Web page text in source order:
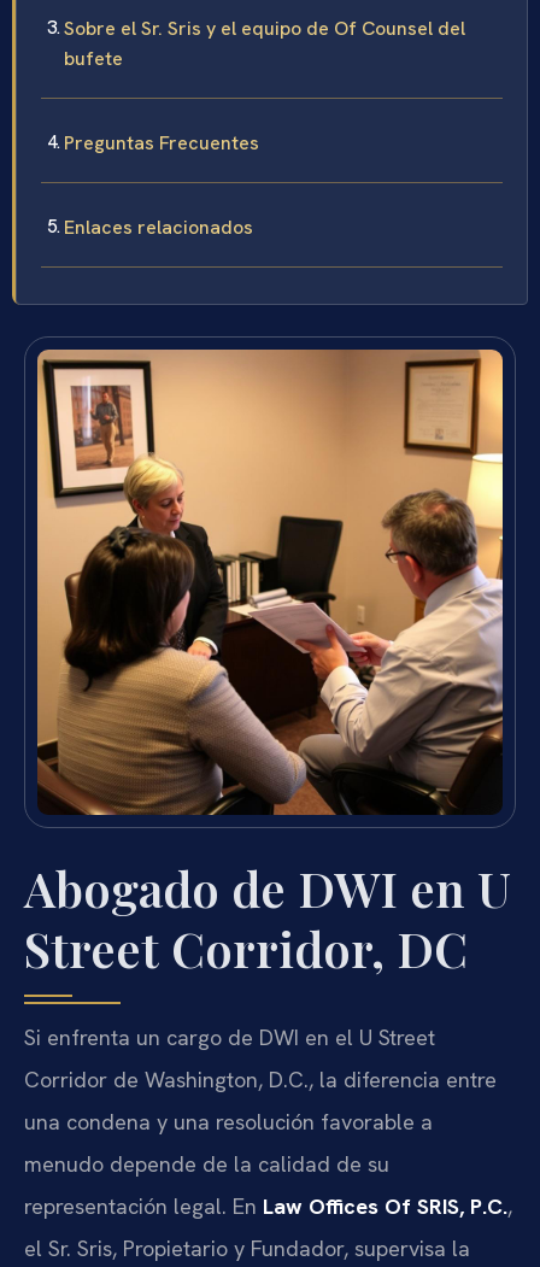
Sobre el Sr. Sris y el equipo de Of Counsel del
bufete
Preguntas Frecuentes
Enlaces relacionados
Abogado de DWI en U
Street Corridor, DC
Si enfrenta un cargo de DWI en el U Street
Corridor de Washington, D.C., la diferencia entre
una condena y una resolución favorable a
menudo depende de la calidad de su
representación legal. En Law Offices Of SRIS, P.C.,
el Sr. Sris, Propietario y Fundador, supervisa la